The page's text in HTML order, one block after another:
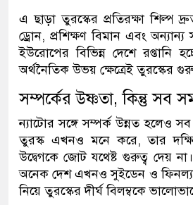
এ ছাড়া তুরস্কের প্রতিরক্ষা শিল্প
ড্রোন, প্রশিক্ষণ বিমান এবং
ইউরোপের বিভিন্ন দেশে রপ্তানি
অর্থনৈতিক উভয় ক্ষেত্রেই তুরস্কের
সম্পর্কের উষ্ণতা, কিন্তু সব
ন্যাটোর সঙ্গে সম্পর্ক উন্নত হলেও
তুরস্ক এখনও মনে করে, তার দক্ষিণ
উদ্বেগকে জোট যথেষ্ট গুরুত্ব দেয়
অনেক দেশ এখনও সুইডেন ও
নিয়ে তুরস্কের দীর্ঘ বিলম্বকে